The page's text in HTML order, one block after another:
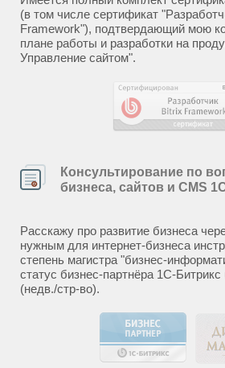
(в том числе сертификат
Framework"), подтвердающий мою
плане работы и разработки на
Управление сайтом".
Консультирование по
бизнеса, сайтов и CMS
Расскажу про развитие бизнеса
нужным для интернет-бизнеса
степень магистра "бизнес-
статус бизнес-партнёра 1С-
(недв./стр-во).